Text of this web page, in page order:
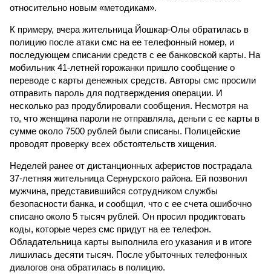
относительно новым «методикам».
К примеру, вчера жительница Йошкар-Олы обратилась в
полицию после атаки смс на ее телефонный номер, и
последующем списании средств с ее банковской карты. На
мобильник 41-летней горожанки пришло сообщение о
переводе с карты денежных средств. Авторы смс просили
отправить пароль для подтверждения операции. И
несколько раз продублировали сообщения. Несмотря на
то, что женщина пароли не отправляла, деньги с ее карты в
сумме около 7500 рублей были списаны. Полицейские
проводят проверку всех обстоятельств хищения.
Неделей ранее от дистанционных аферистов пострадала
37-летняя жительница Сернурского района. Ей позвонил
мужчина, представившийся сотрудником службы
безопасности банка, и сообщил, что с ее счета ошибочно
списано около 5 тысяч рублей. Он просил продиктовать
коды, которые через смс придут на ее телефон.
Обладательница карты выполнила его указания и в итоге
лишилась десяти тысяч. После убыточных телефонных
диалогов она обратилась в полицию.